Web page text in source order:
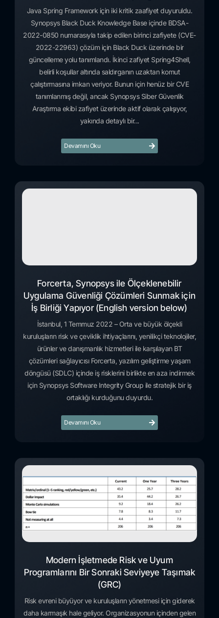
Java Spring Framework için iki kritik zaafiyet duyuruldu.
Synopsys Black Duck Knowledge Base içinde BDSA-
2022-0850 numarasıyla takip edilen birinci zafiyete (CVE-
2022-22963) çözüm için Black Duck üzerinde bir
güncelleme yolu tanımlandı. İkinci zafiyet Spring4Shell,
belirli koşullar altında saldırganın uzaktan komut
çalıştırmasına imkan veriyor. Bunun için henüz bir CVE
tanımlanmış değil, ancak Synopsys Siber Güvenlik
Araştırma ekibi zafiyet üzerinde aktif olarak çalışıyor,
yakında detaylı bir...
Devamını Oku
Forcerta, Synopsys ile Ölçeklenebilir
Uygulama Güvenliği Çözümleri Sunmak için
İş Birliği Yapıyor (English version below)
İstanbul, 1 Temmuz 2022 – Orta ve büyük ölçekli
kuruluşların risk ve çeviklik ihtiyaçlarını, yenilikçi teknolojiler,
ürünler ve danışmanlık hizmetleri ile karşılayan BT
çözümleri sağlayıcısı Forcerta, yazılım geliştirme yaşam
döngüsü (SDLC) içinde iş risklerini birlikte en aza indirmek
için Synopsys Software Integrity Group ile stratejik bir iş
ortaklığı kurduğunu duyurdu.
Devamını Oku
Modern İşletmede Risk ve Uyum
Programlarını Bir Sonraki Seviyeye Taşımak
(GRC)
Risk evreni büyüyor ve kuruluşların yönetmesi için giderek
daha karmaşık hale geliyor. Organizasyonun içinden gelen